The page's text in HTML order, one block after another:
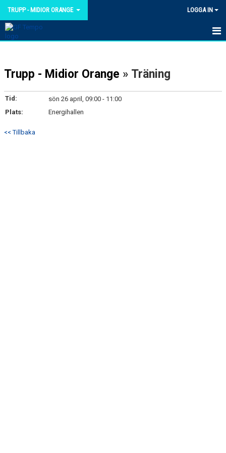
TRUPP - MIDIOR ORANGE LOGGA IN
NYHETER
KALENDER
TRUPPEN
Trupp - Midior Orange » Träning
Tid:
sön 26 april, 09:00 - 11:00
Plats:
Energihallen
<< Tillbaka